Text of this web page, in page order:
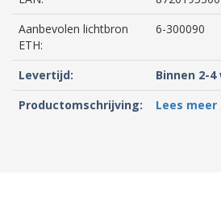
Aanbevolen lichtbron
ETH:
6-300090
Levertijd:
Binnen 2-
Productomschrijving:
Lees meer